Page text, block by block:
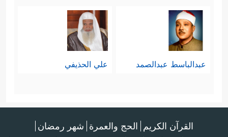
عبدالباسط عبدالصمد علي الحذيفي
القرآن الكريم الحج والعمرة شهر رمضان